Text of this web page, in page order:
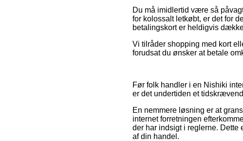
Du må imidlertid være så
for kolossalt letkøbt, er det for
betalingskort er heldigvis
Vi tilråder shopping med kort
forudsat du ønsker at betale
Før folk handler i en Nishiki
er det undertiden et
En nemmere løsning er at
internet forretningen
der har indsigt i reglerne. Dette
af din handel.